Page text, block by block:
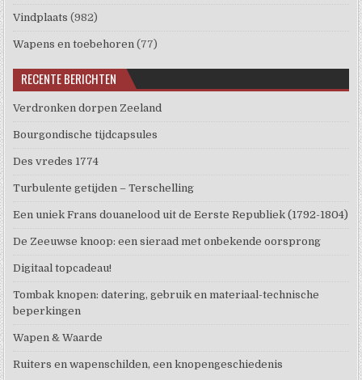
Vindplaats (982)
Wapens en toebehoren (77)
RECENTE BERICHTEN
Verdronken dorpen Zeeland
Bourgondische tijdcapsules
Des vredes 1774
Turbulente getijden – Terschelling
Een uniek Frans douanelood uit de Eerste Republiek (1792-1804)
De Zeeuwse knoop: een sieraad met onbekende oorsprong
Digitaal topcadeau!
Tombak knopen: datering, gebruik en materiaal-technische
beperkingen
Wapen & Waarde
Ruiters en wapenschilden, een knopengeschiedenis